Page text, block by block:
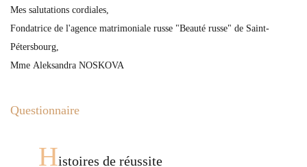
Mes salutations cordiales,
Fondatrice de l'agence matrimoniale russe "Beauté russe" de Saint-
Pétersbourg,
Mme Aleksandra NOSKOVA
Questionnaire
Histoires de réussite